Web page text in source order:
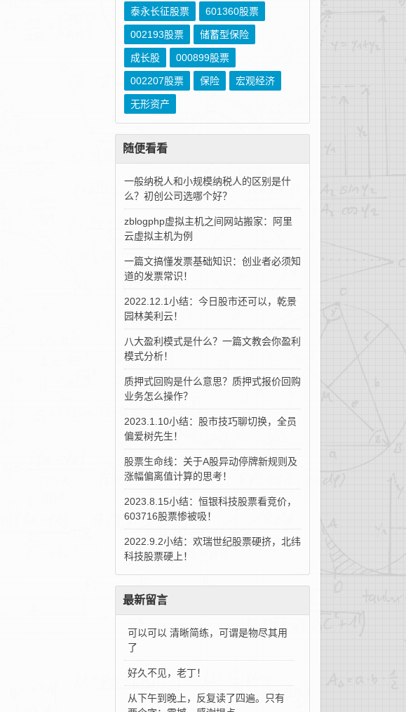
泰永长征股票 601360股票
002193股票 储蓄型保险
成长股 000899股票
002207股票 保险 宏观经济
无形资产
随便看看
一般纳税人和小规模纳税人的区别是什
么？初创公司选哪个好？
zblogphp虚拟主机之间网站搬家：阿里
云虚拟主机为例
一篇文搞懂发票基础知识：创业者必须知
道的发票常识！
2022.12.1小结：今日股市还可以，乾景
园林美利云！
八大盈利模式是什么？一篇文教会你盈利
模式分析！
质押式回购是什么意思？质押式报价回购
业务怎么操作？
2023.1.10小结：股市技巧聊切换，全员
偏爱树先生！
股票生命线：关于A股异动停牌新规则及
涨幅偏离值计算的思考！
2023.8.15小结：恒银科技股票看竞价，
603716股票惨被吸！
2022.9.2小结：欢瑞世纪股票硬挤，北纬
科技股票硬上！
最新留言
可以可以 清晰简练，可谓是物尽其用
了
好久不见，老丁！
从下午到晚上，反复读了四遍。只有